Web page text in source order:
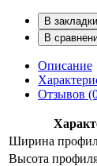
В закладки
В
Описание
Отзывов
Ширина
Высота